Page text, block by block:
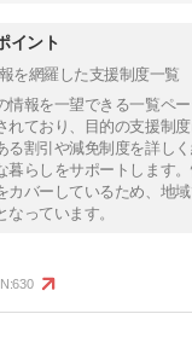
イント
を網羅した支援制度一覧
情報を一望できる一覧ペ
れており、目的の支援制
る割引や減免制度を詳し
暮らしをサポートします
カバーしているため、地
っています。
630